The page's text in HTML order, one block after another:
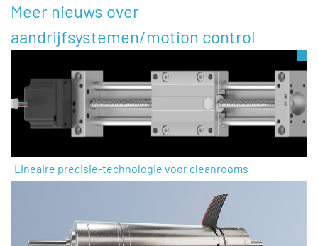
Meer nieuws over
aandrijfsystemen/motion control
Lineaire precisie-technologie voor cleanrooms